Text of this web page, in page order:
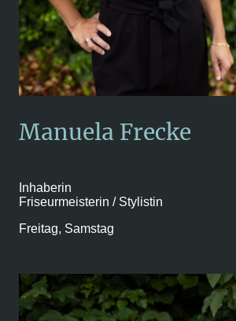
Manuela Frecke
Inhaberin
Friseurmeisterin / Stylistin
Freitag, Samstag